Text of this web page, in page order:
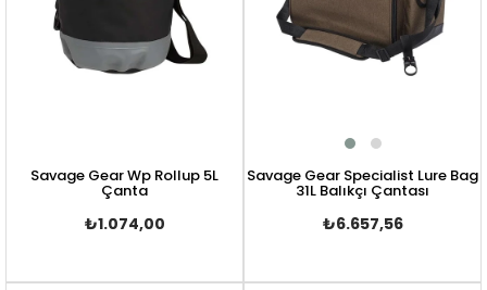
Savage Gear Wp Rollup 5L
Çanta
₺1.074,00
Savage Gear Specialist Lure Bag
31L Balıkçı Çantası
₺6.657,56